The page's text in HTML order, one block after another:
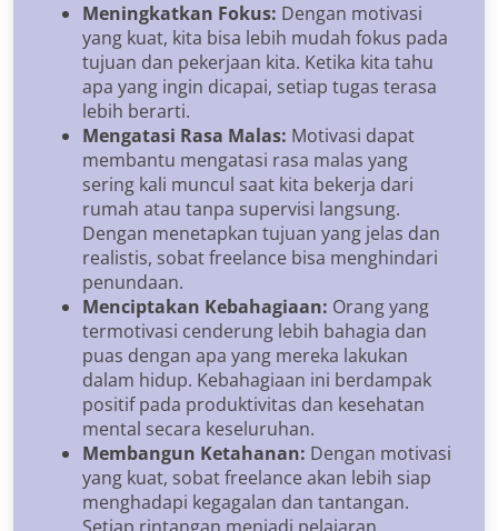
Meningkatkan Fokus: Dengan motivasi
yang kuat, kita bisa lebih mudah fokus pada
tujuan dan pekerjaan kita. Ketika kita tahu
apa yang ingin dicapai, setiap tugas terasa
lebih berarti.
Mengatasi Rasa Malas: Motivasi dapat
membantu mengatasi rasa malas yang
sering kali muncul saat kita bekerja dari
rumah atau tanpa supervisi langsung.
Dengan menetapkan tujuan yang jelas dan
realistis, sobat freelance bisa menghindari
penundaan.
Menciptakan Kebahagiaan: Orang yang
termotivasi cenderung lebih bahagia dan
puas dengan apa yang mereka lakukan
dalam hidup. Kebahagiaan ini berdampak
positif pada produktivitas dan kesehatan
mental secara keseluruhan.
Membangun Ketahanan: Dengan motivasi
yang kuat, sobat freelance akan lebih siap
menghadapi kegagalan dan tantangan.